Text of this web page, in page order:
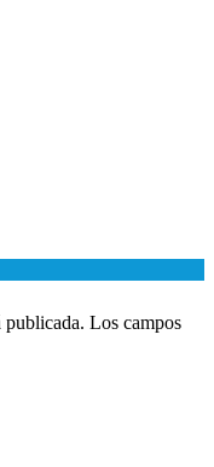
publicada. Los campos